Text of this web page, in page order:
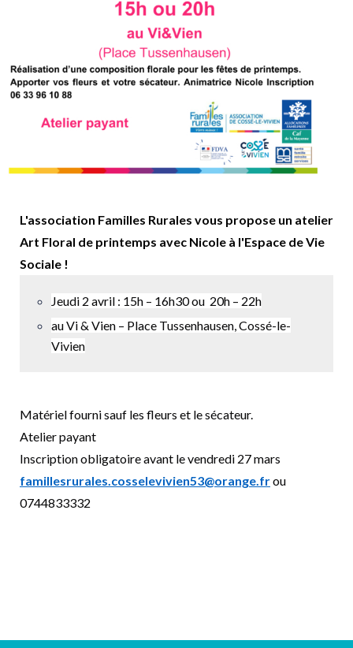
L'association Familles Rurales vous propose un atelier
Art Floral de printemps avec Nicole à l'Espace de Vie
Sociale !
Jeudi 2 avril : 15h – 16h30 ou 20h – 22h
au Vi & Vien – Place Tussenhausen, Cossé-le-
Vivien
Matériel fourni sauf les fleurs et lesécateur.
Atelier payant
Inscription obligatoire avant le vendredi 27 mars
famillesrurales.cosselevivien53@orange.frou
0744833332